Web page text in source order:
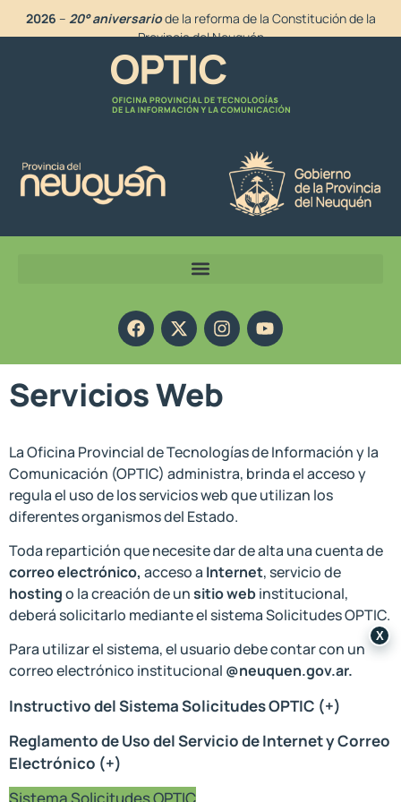
2026 – 20° aniversariode la reforma de la Constitución de la
Provincia del Neuquén
Servicios Web
La Oficina Provincial de Tecnologías de Información y la
Comunicación (OPTIC) administra, brinda el acceso y
regula el uso de los servicios web que utilizan los
diferentes organismos del Estado.
Toda repartición que necesite dar de alta una cuenta de
correo electrónico, acceso a Internet, servicio de
hostingo la creación de unsitio webinstitucional,
deberá solicitarlo mediante el sistema Solicitudes OPTIC.
Para utilizar el sistema, el usuario debe contar con un
correo electrónico institucional @neuquen.gov.ar.
Instructivo del Sistema Solicitudes OPTIC (+)
Reglamento de Uso del Servicio de Internet y Correo
Electrónico (+)
X